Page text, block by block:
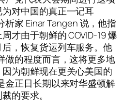
对中国的真正一记耳
析家 Einar Tangen 说，他指
才由于朝鲜的 COVID-19 爆
，恢复货运列车服务。他
做的程度而言，这将更多地
为朝鲜现在更关心美​​国的
金正日长期以来对华盛顿解
的要求。